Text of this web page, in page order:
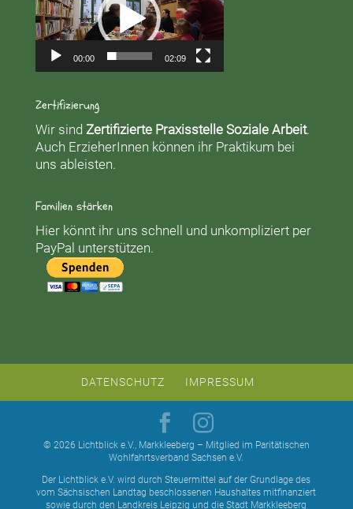
00:00 02:09
Zertifizierung
Wir sind Zertifizierte Praxisstelle Soziale Arbeit.
Auch ErzieherInnen können ihr Praktikum bei
uns ableisten.
Familien stärken
Hier könnt ihr uns schnell und unkompliziert per
PayPal unterstützen.
DATENSCHUTZ IMPRESSUM
© 2026 Lichtblick e.V., Markkleeberg – Mitglied im Paritätischen
Wohlfahrtsverband Sachsen e.V.
Der Lichtblick e.V. wird durch Steuermittel auf der Grundlage des
vom Sächsischen Landtag beschlossenen Haushaltes mitfinanziert
sowie durch den Landkreis Leipzig und die Stadt Markkleeberg